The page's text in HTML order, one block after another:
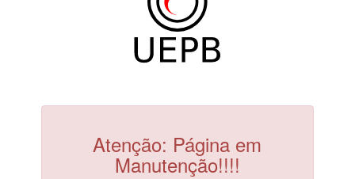
Atenção: Página em
Manutenção!!!!